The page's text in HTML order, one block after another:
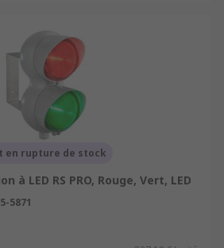
en rupture de stock
à LED RS PRO, Rouge, Vert, LED
5871